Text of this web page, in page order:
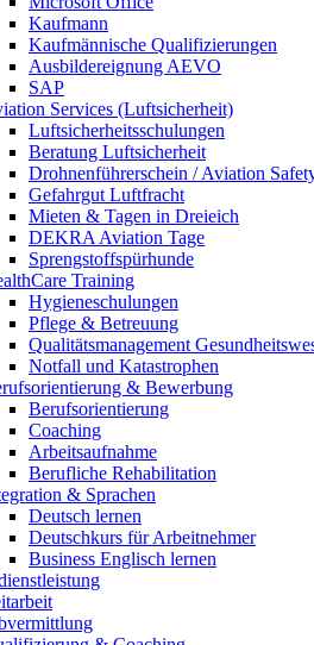
Kaufmann
Kaufmännische Qualifizierungen
Ausbildereignung AEVO
SAP
Services (Luftsicherheit)
Luftsicherheitsschulungen
Beratung Luftsicherheit
Drohnenführerschein / Aviation
Gefahrgut Luftfracht
Mieten & Tagen in Dreieich
DEKRA Aviation Tage
Sprengstoffspürhunde
Training
Hygieneschulungen
Pflege & Betreuung
Qualitätsmanagement
Notfall und Katastrophen
& Bewerbung
Berufsorientierung
Coaching
Arbeitsaufnahme
Berufliche Rehabilitation
& Sprachen
Deutsch lernen
Deutschkurs für Arbeitnehmer
Business Englisch lernen